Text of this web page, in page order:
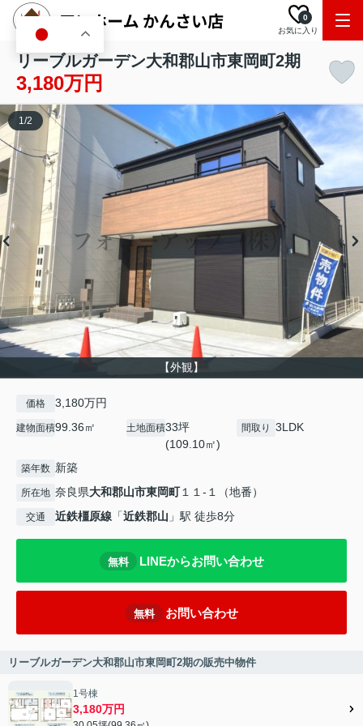
お気に入り
0
リーブルガーデン大和郡山市東岡町2期
3,180万円
【外観】
1/2
価格 3,180万円
建物面積99.36㎡ 土地面積33坪
(109.10㎡)
間取り 3LDK
築年数 新築
所在地 奈良県大和郡山市東岡町１１-１（地番）
交通 近鉄橿原線 「近鉄郡山 」駅 徒歩8分
無料 LINEからお問い合わせ
無料 お問い合わせ
リーブルガーデン大和郡山市東岡町2期の販売中物件
1号棟
3,180万円